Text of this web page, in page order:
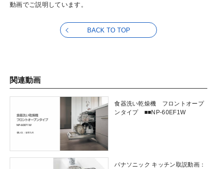
動画でご説明しています。
BACK TO TOP
関連動画
食器洗い乾燥機 フロントオープ
ンタイプ ■■NP-60EF1W
パナソニック キッチン取説動画：